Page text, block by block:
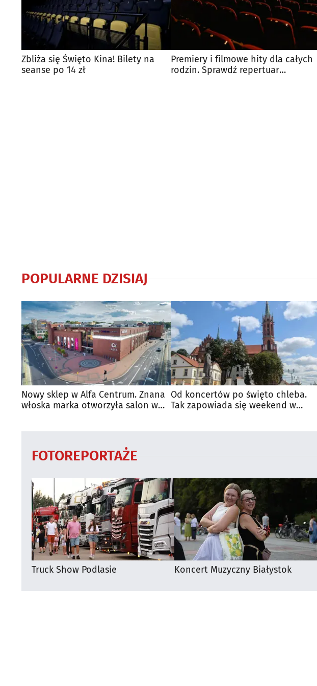
Zbliża się Święto Kina! Bilety na
seanse po 14 zł
Premiery i filmowe hity dla całych
rodzin. Sprawdź repertuar
POPULARNE DZISIAJ
Nowy sklep w Alfa Centrum. Znana
włoska marka otworzyła salon w
Od koncertów po święto chleba.
Tak zapowiada się weekend w
FOTOREPORTAŻE
Truck Show Podlasie Koncert Muzyczny Białystok